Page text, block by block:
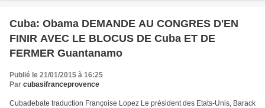
Cuba: Obama DEMANDE AU CONGRES D'EN
FINIR AVEC LE BLOCUS DE Cuba ET DE
FERMER Guantanamo
Publié le 21/01/2015 à 16:25
Par cubasifranceprovence
Cubadebate traduction Françoise Lopez Le président des Etats-Unis, Barack